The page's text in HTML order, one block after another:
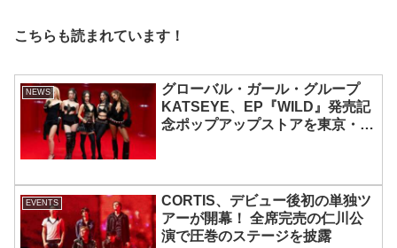
こちらも読まれています！
NEWS
グローバル・ガール・グループ
KATSEYE、EP『WILD』発売記
念ポップアップストアを東京・原
EVENTS
CORTIS、デビュー後初の単独ツ
アーが開幕！ 全席完売の仁川公
演で圧巻のステージを披露